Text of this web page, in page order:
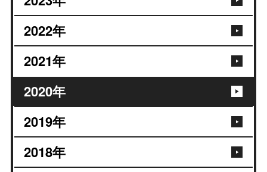
2022年
2021年
2020年
2019年
2018年